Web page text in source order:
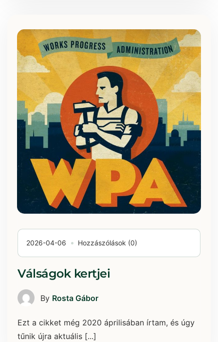
2026-04-06 Hozzászólások (0)
Válságok kertjei
By Rosta Gábor
Ezt a cikket még 2020 áprilisában írtam, és úgy
tűnik újra aktuális [...]